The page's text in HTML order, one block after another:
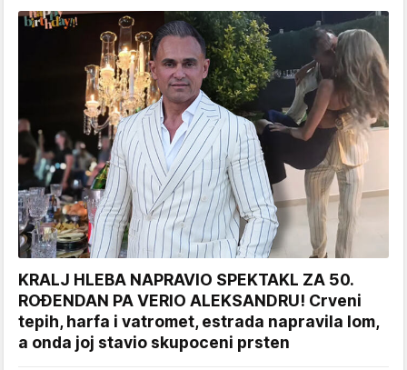
KRALJ HLEBA NAPRAVIO SPEKTAKL ZA 50.
ROĐENDAN PA VERIO ALEKSANDRU! Crveni
tepih, harfa i vatromet, estrada napravila lom,
a onda joj stavio skupoceni prsten